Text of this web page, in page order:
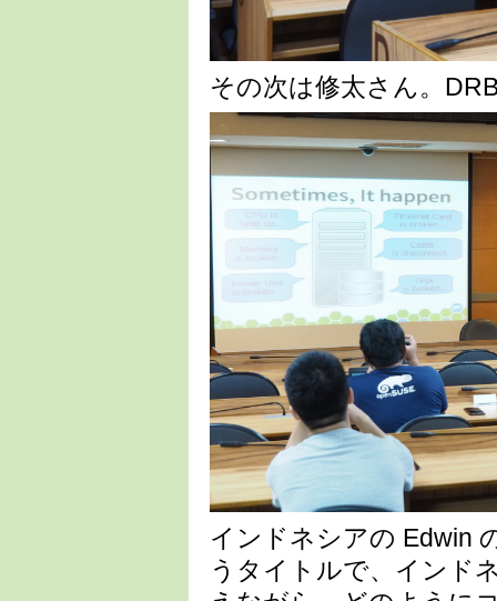
その次は修太さん。
インドネシアの Edwin
うタイトルで、インド